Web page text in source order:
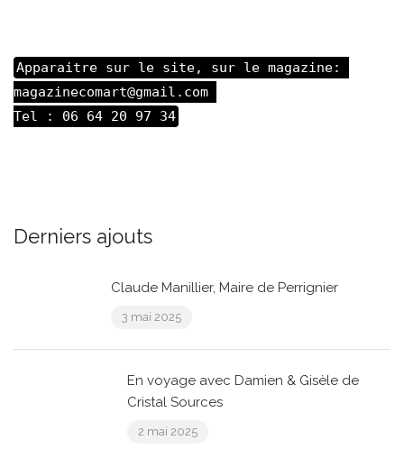
Apparaitre sur le site, sur le magazine:
magazinecomart@gmail.com
Tel : 06 64 20 97 34
Derniers ajouts
Claude Manillier, Maire de Perrignier
3 mai 2025
En voyage avec Damien & Gisèle de
Cristal Sources
2 mai 2025